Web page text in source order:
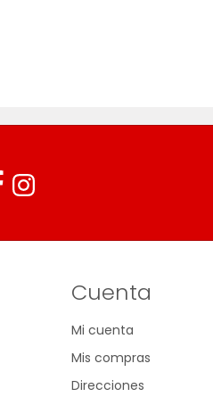
Cuenta
Mi cuenta
Mis compras
Direcciones